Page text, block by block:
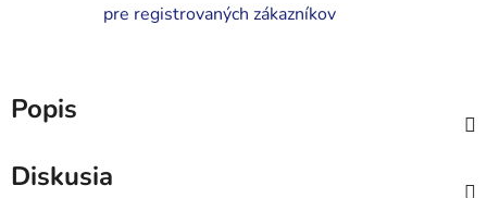
pre registrovaných zákazníkov
Popis
Diskusia